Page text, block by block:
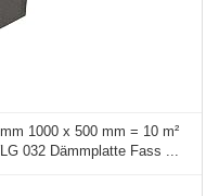
1000 x 500 mm = 10 m²
032 Dämmplatte Fass ...